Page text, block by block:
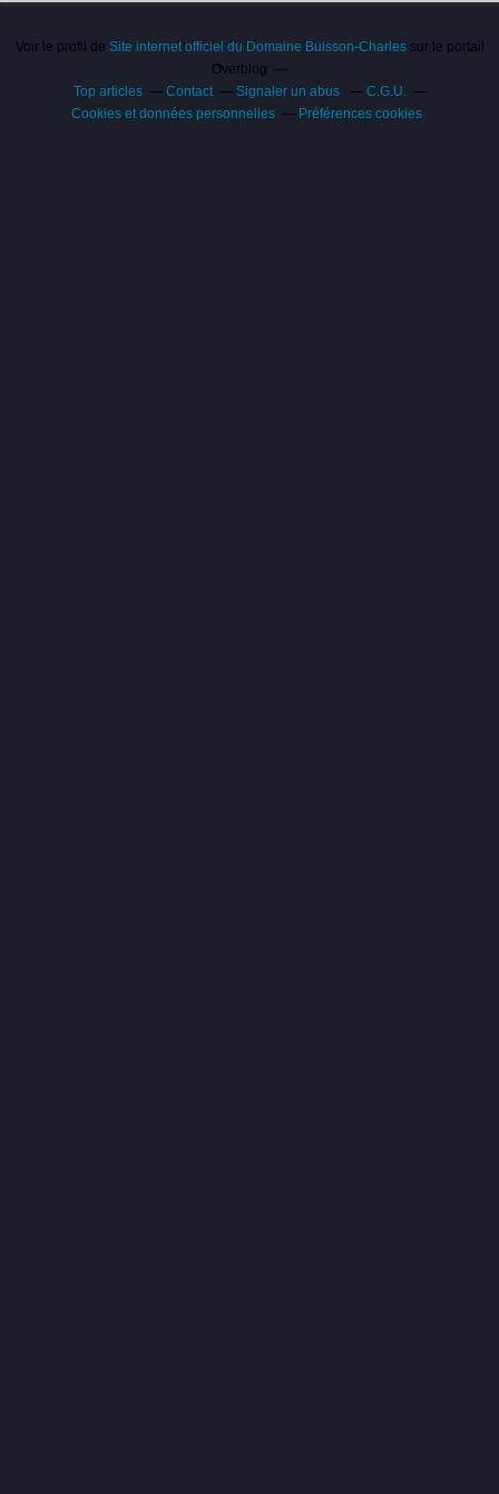
Voir le profil de Site internet officiel du Domaine Buisson-Charlessur le portail
Overblog
Top articles
Contact Signaler un abus
C.G.U.
Cookies et données personnelles
Préférences cookies